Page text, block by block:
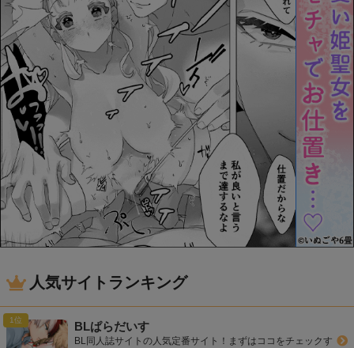
人気サイトランキング
BLぱらだいす
BL同人誌サイトの人気定番サイト！まずはココをチェックす